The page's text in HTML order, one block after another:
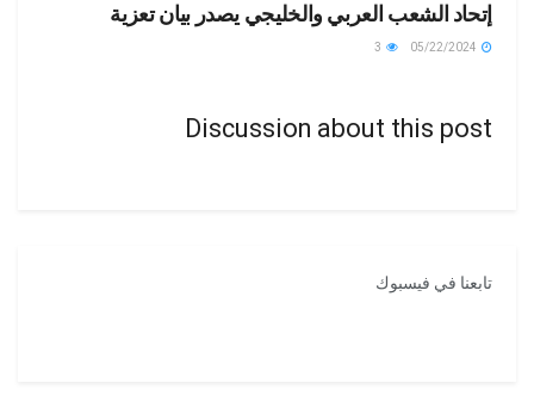
إتحاد الشعب العربي والخليجي يصدر بيان تعزية
Discussion about this post
تابعنا في فيسبوك